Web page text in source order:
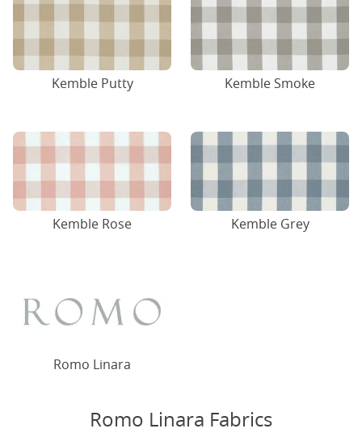
Kemble Putty Kemble Smoke
Kemble Rose Kemble Grey
Romo Linara
Romo Linara Fabrics